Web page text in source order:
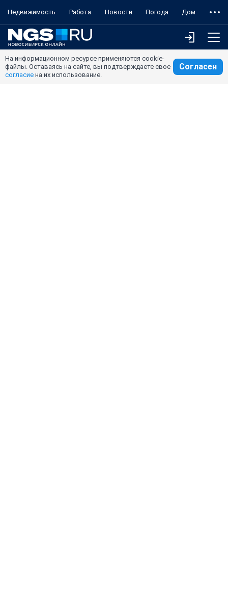
Недвижимость Работа Новости Погода Дом
На информационном ресурсе применяются cookie-
файлы. Оставаясь на сайте, вы подтверждаете свое
согласие на их использование.
Согласен